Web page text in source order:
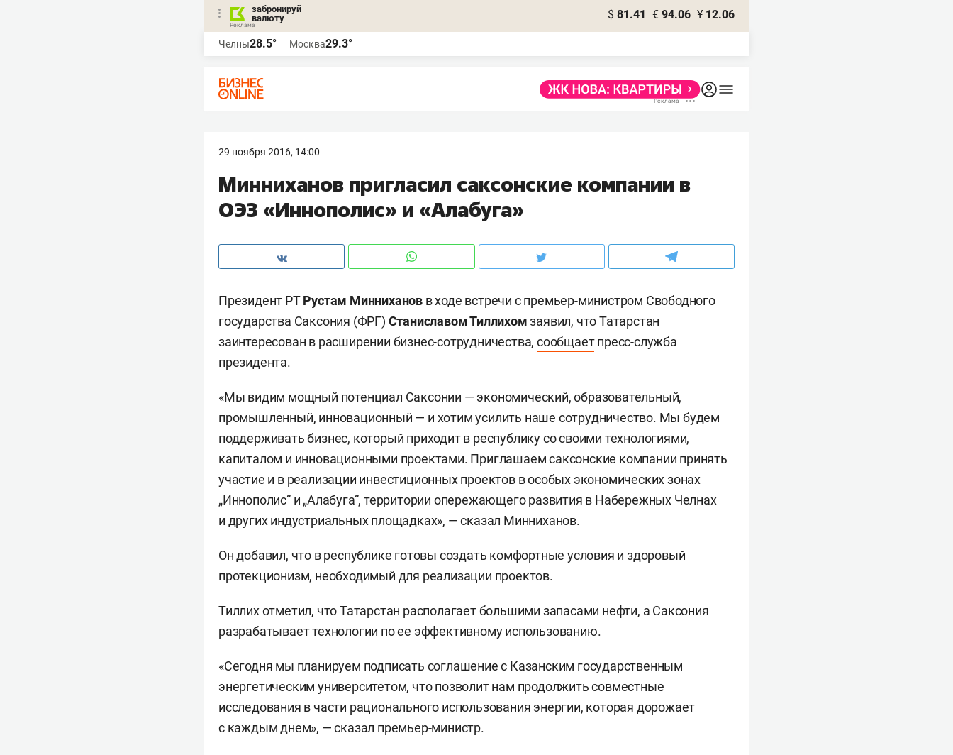
забронируй
валюту
$ 81.41 € 94.06 ¥ 12.06
Челны28.5° Москва29.3°
29 ноября 2016, 14:00
Минниханов пригласил саксонские компании в
ОЭЗ «Иннополис» и «Алабуга»
Президент РТРустам Минниханов в ходе встречи с премьер-министром Свободного
государства Саксония (ФРГ) Станиславом Тиллихомзаявил, что Татарстан
заинтересован в расширении бизнес-сотрудничества, сообщаетпресс-служба
президента.
«Мы видим мощный потенциал Саксонии — экономический, образовательный,
промышленный, инновационный — и хотим усилить наше сотрудничество. Мы будем
поддерживать бизнес, который приходит в республику со своими технологиями,
капиталом и инновационными проектами. Приглашаем саксонские компании принять
участие и в реализации инвестиционных проектов в особых экономических зонах
„Иннополис“ и „Алабуга“, территории опережающего развития в Набережных Челнах
и других индустриальных площадках», — сказал Минниханов.
Он добавил, что в республике готовы создать комфортные условия и здоровый
протекционизм, необходимый для реализации проектов.
Тиллих отметил, что Татарстан располагает большими запасами нефти, а Саксония
разрабатывает технологии по ее эффективному использованию.
«Сегодня мы планируем подписать соглашение с Казанским государственным
энергетическим университетом, что позволит нам продолжить совместные
исследования в части рационального использования энергии, которая дорожает
с каждым днем», — сказал премьер-министр.